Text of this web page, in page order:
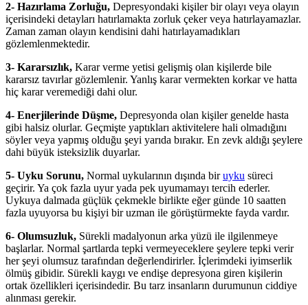
2- Hazırlama Zorluğu, Depresyondaki kişiler bir olayı veya olayın
içerisindeki detayları hatırlamakta zorluk çeker veya hatırlayamazlar.
Zaman zaman olayın kendisini dahi hatırlayamadıkları
gözlemlenmektedir.
3- Kararsızlık, Karar verme yetisi gelişmiş olan kişilerde bile
kararsız tavırlar gözlemlenir. Yanlış karar vermekten korkar ve hatta
hiç karar veremediği dahi olur.
4- Enerjilerinde Düşme, Depresyonda olan kişiler genelde hasta
gibi halsiz olurlar. Geçmişte yaptıkları aktivitelere hali olmadığını
söyler veya yapmış olduğu şeyi yarıda bırakır. En zevk aldığı şeylere
dahi büyük isteksizlik duyarlar.
5- Uyku Sorunu, Normal uykularının dışında biruyku süreci
geçirir. Ya çok fazla uyur yada pek uyumamayı tercih ederler.
Uykuya dalmada güçlük çekmekle birlikte eğer günde 10 saatten
fazla uyuyorsa bu kişiyi bir uzman ile görüştürmekte fayda vardır.
6- Olumsuzluk, Sürekli madalyonun arka yüzü ile ilgilenmeye
başlarlar. Normal şartlarda tepki vermeyeceklere şeylere tepki verir
her şeyi olumsuz tarafından değerlendirirler. İçlerimdeki iyimserlik
ölmüş gibidir. Sürekli kaygı ve endişe depresyona giren kişilerin
ortak özellikleri içerisindedir. Bu tarz insanların durumunun ciddiye
alınması gerekir.